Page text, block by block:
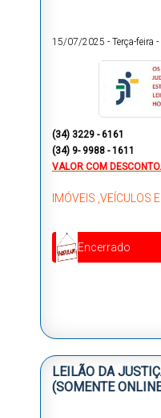
15/07/2025 - Terça-feira -
(34) 3229 - 6161
(34) 9- 9988 - 1611
VALOR COM DESCONTO.
IMÓVEIS ,VEÍCULOS
Encerrado
LEILÃO DA
(SOMENTE